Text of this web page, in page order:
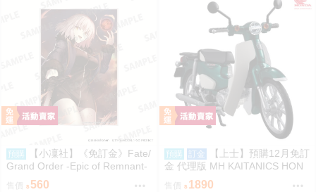
預購
【小凜社】《免訂金》Fate/
Grand Order -Epic of Remnant-
貞德 阿爾托莉雅 壓克力板
售價 560
預購 訂金
【上士】預購12月免訂
金 代理版 MH KAITANICS HON
DA Super Cub 110 綠金屬色 091
售價 1890